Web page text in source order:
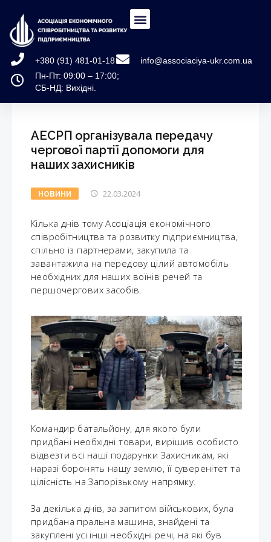
+380 (91) 481-01-18
info@associaciya-ukr.com.ua
Пн-Пт: 09:00 – 17:00;
СБ-НД: Вихідні.
АЕСРП організувала передачу
чергової партії допомоги для
наших захисників
НОВИНИ 22.03.2024
Кілька днів тому Асоціація економічного
співробітництва та розвитку підприємництва,
спільно із партнерами, закупила та
завантажила на передову цілий автомобіль
необхідних для наших воїнів речей та
першочергових засобів.
Командир батальйону, для якого були
придбані необхідні товари, вирішив особисто
відвезти всі наші подарунки Захисникам, які
наразі боронять нашу землю, її суверенітет та
цілісність на Запорізькому напрямку.
За декілька днів, за запитом військових, була
придбана пральна машина, знайдені та
закуплені усі інші необхідні речі, на які був